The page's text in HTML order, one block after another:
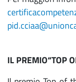
IL PREMIO“TOP